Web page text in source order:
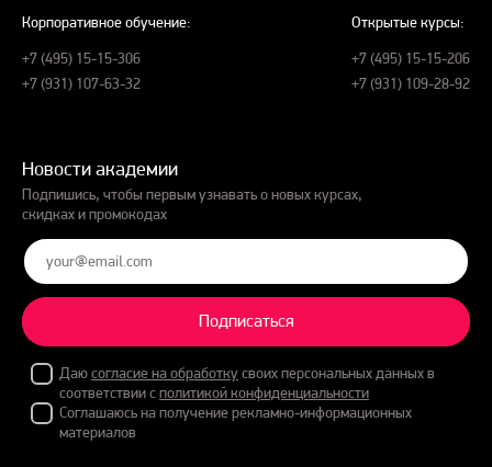
Корпоративное обучение:
+7 (495) 15-15-306
+7 (931) 107-63-32
Открытые курсы:
+7 (495) 15-15-206
+7 (931) 109-28-92
Новости академии
Подпишись, чтобы первым узнавать о новых курсах,
скидках и промокодах
Подписаться
Даюсогласие на обработкусвоих персональных данных в
соответствии сполитикой конфиденциальности
Соглашаюсь на получение рекламно-информационных
материалов